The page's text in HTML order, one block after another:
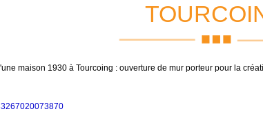
maison 1930 à Tourcoing : ouverture de mur porteur pour la